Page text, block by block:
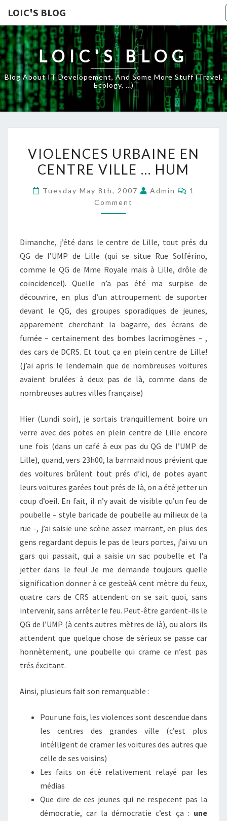
LOIC'S BLOG
LOIC'S BLOG
Blog About IT Developement, And Some More Stuff (travel,
Ecology, …)
URBAINE
VILLE
…
VIOLENCES URBAINE EN
CENTRE VILLE … HUM
Tuesday May 8th, 2007 Admin
1
Comment
Dimanche, j’été dans le centre de Lille, tout prés du
QG de l’UMP de Lille (qui se situe Rue Solférino,
comme le QG de Mme Royale mais à Lille, drôle de
coincidence!). Quelle n’a pas été ma surpise de
découvrire, en plus d’un attroupement de suporter
devant le QG, des groupes sporadiques de jeunes,
apparement cherchant la bagarre, des écrans de
fumée – certainement des bombes lacrimogènes – ,
des cars de DCRS. Et tout ça en plein centre de Lille!
(j’ai apris le lendemain que de nombreuses voitures
avaient brulées à deux pas de là, comme dans de
nombreuses autres villes française)
Hier (Lundi soir), je sortais tranquillement boire un
verre avec des potes en plein centre de Lille encore
une fois (dans un café à eux pas du QG de l’UMP de
Lille), quand, vers 23h00, la barmaid nous prévient que
des voitures brûlent tout prés d’ici, de potes ayant
leurs voitures garées tout prés de là, on a été jetter un
coup d’oeil. En fait, il n’y avait de visible qu’un feu de
poubelle – style baricade de poubelle au milieux de la
rue -, j’ai saisie une scène assez marrant, en plus des
gens regardant depuis le pas de leurs portes, j’ai vu un
gars qui passait, qui a saisie un sac poubelle et l’a
jetter dans le feu! Je me demande toujours quelle
signification donner à ce gesteàA cent mètre du feux,
quatre cars de CRS attendent on se sait quoi, sans
intervenir, sans arrêter le feu. Peut-être gardent-ils le
QG de l’UMP (à cents autres mètres de là), ou alors ils
attendent que quelque chose de sérieux se passe car
honnètement, une poubelle qui crame ce n’est pas
trés éxcitant.
Ainsi, plusieurs fait son remarquable :
Pour une fois, les violences sont descendue dans
les centres des grandes ville (c’est plus
intélligent de cramer les voitures des autres que
celle de ses voisins)
Les faits on été relativement relayé par les
médias
Que dire de ces jeunes qui ne respecent pas la
démocratie, car la démocratie c’est ça : une